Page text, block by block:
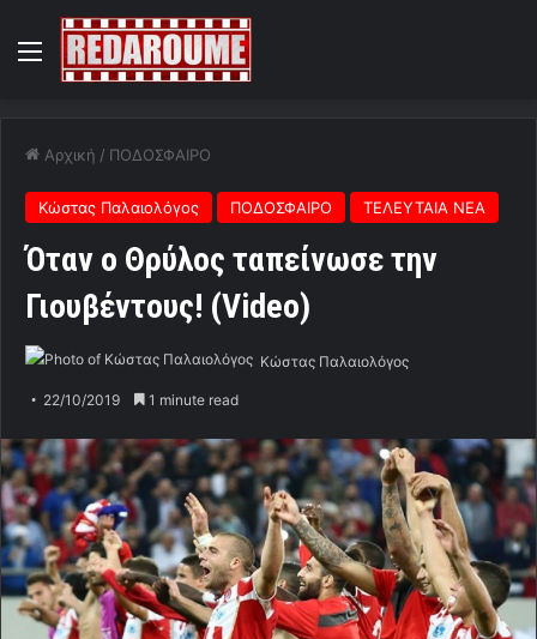
Menu
Αρχική / ΠΟΔΟΣΦΑΙΡΟ
Κώστας Παλαιολόγος ΠΟΔΟΣΦΑΙΡΟ ΤΕΛΕΥΤΑΙΑ ΝΕΑ
Όταν ο Θρύλος ταπείνωσε την
Γιουβέντους! (Video)
Κώστας Παλαιολόγος
22/10/2019 1 minute read